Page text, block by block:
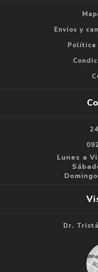
Envíos y
Política
Lunes a
Dr.